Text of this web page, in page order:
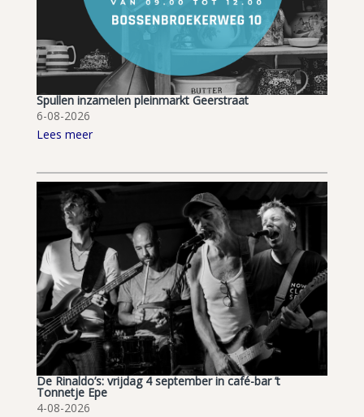
Spullen inzamelen pleinmarkt Geerstraat
6-08-2026
Lees meer
De Rinaldo’s: vrijdag 4 september in café-bar ’t
Tonnetje Epe
4-08-2026